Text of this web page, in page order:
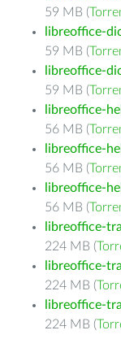
59 MB (
libreoffice-
59 MB (
libreoffice-
59 MB (
libreoffice-
56 MB (
libreoffice-
56 MB (
libreoffice-
56 MB (
libreoffice-
224 MB (
libreoffice-
224 MB (
libreoffice-
224 MB (